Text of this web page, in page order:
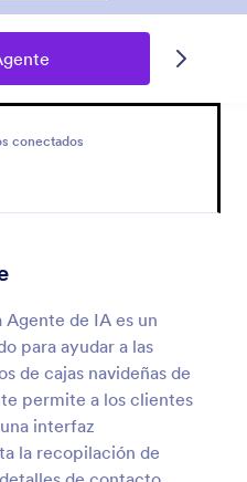
conectados
Agente de IA es un
para ayudar a las
de cajas navideñas de
permite a los clientes
interfaz
la recopilación de